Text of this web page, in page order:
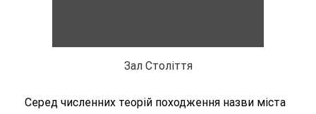
Зал Століття
Серед численних теорій походження назви міста